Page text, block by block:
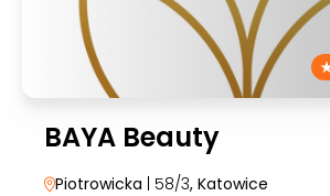
BAYA Beauty
Piotrowicka | 58/3, Katowice